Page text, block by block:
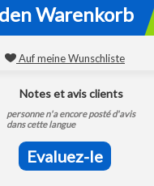
Warenkorb
Auf meine Wunschliste
Notes et avis clients
personne n'a encore posté d'avis
dans cette langue
Evaluez-le